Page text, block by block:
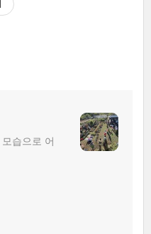
습으로 어